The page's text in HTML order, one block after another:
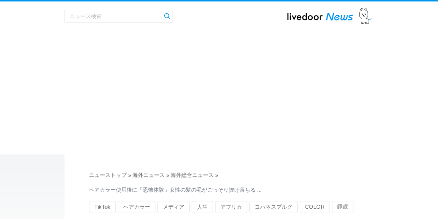
ニューストップ > 海外ニュース > 海外総合ニュース >
ヘアカラー使用後に「恐怖体験」女性の髪の毛がごっそり抜け落ちる …
TikTok ヘアカラー メディア 人生 アフリカ ヨハネスブルグ COLOR 睡眠